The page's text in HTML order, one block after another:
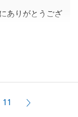
ありがとうござ
ーズなお取引と
11